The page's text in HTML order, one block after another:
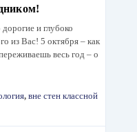
и глубоко
из Вас! 5 октября – как
весь год – о
, вне стен классной